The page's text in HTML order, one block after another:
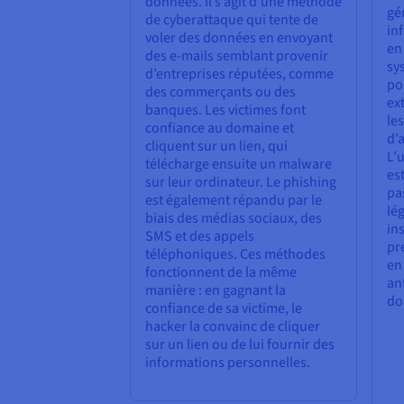
de cyberattaque qui tente de
voler des données en envoyant
des e-mails semblant provenir
d’entreprises réputées, comme
des commerçants ou des
banques. Les victimes font
confiance au domaine et
cliquent sur un lien, qui
télécharge ensuite un malware
sur leur ordinateur. Le phishing
est également répandu par le
biais des médias sociaux, des
SMS et des appels
téléphoniques. Ces méthodes
fonctionnent de la même
manière : en gagnant la
confiance de sa victime, le
hacker la convainc de cliquer
sur un lien ou de lui fournir des
informations personnelles.